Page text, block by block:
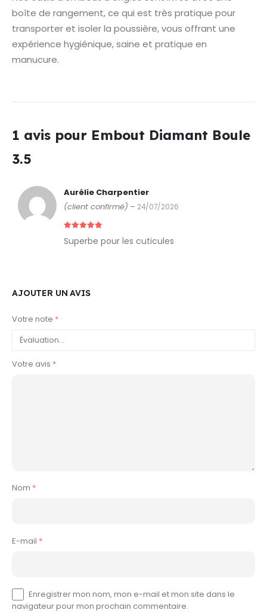
boîte de rangement, ce qui est très pratique pour
transporter et isoler la poussière, vous offrant une
expérience hygiénique, saine et pratique en
manucure.
1 avis pour Embout Diamant Boule
3.5
Aurélie Charpentier
(client confirmé) – 24/07/2026
Superbe pour les cuticules
AJOUTER UN AVIS
Votre note *
Votre avis *
Nom *
E-mail *
Enregistrer mon nom, mon e-mail et mon site dans le
navigateur pour mon prochain commentaire.